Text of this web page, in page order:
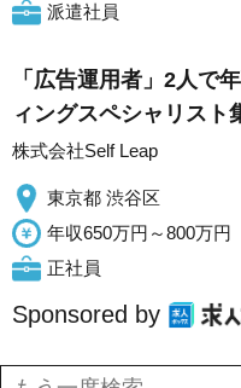
派遣社員
「広告運用者」2人で
ィングスペシャリスト
株式会社Self Leap
東京都 渋谷区
年収650万円～800万円
正社員
Sponsored by